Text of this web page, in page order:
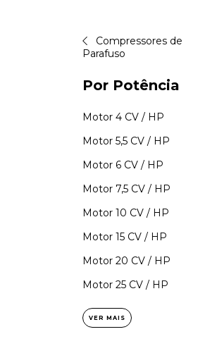
Compressores de
Parafuso
Por Potência
Motor 4 CV / HP
Motor 5,5 CV / HP
Motor 6 CV / HP
Motor 7,5 CV / HP
Motor 10 CV / HP
Motor 15 CV / HP
Motor 20 CV / HP
Motor 25 CV / HP
VER MAIS